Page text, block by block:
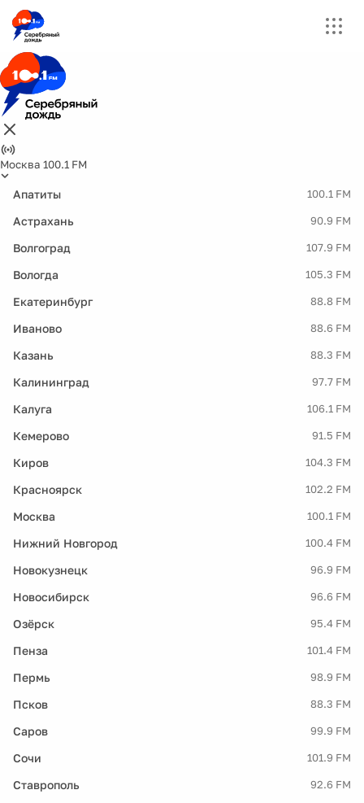
Москва 100.1 FM
Апатиты 100.1 FM
Астрахань 90.9 FM
Волгоград 107.9 FM
Вологда 105.3 FM
Екатеринбург 88.8 FM
Иваново 88.6 FM
Казань 88.3 FM
Калининград 97.7 FM
Калуга 106.1 FM
Кемерово 91.5 FM
Киров 104.3 FM
Красноярск 102.2 FM
Москва 100.1 FM
Нижний Новгород 100.4 FM
Новокузнецк 96.9 FM
Новосибирск 96.6 FM
Озёрск 95.4 FM
Пенза 101.4 FM
Пермь 98.9 FM
Псков 88.3 FM
Саров 99.9 FM
Сочи 101.9 FM
Ставрополь 92.6 FM